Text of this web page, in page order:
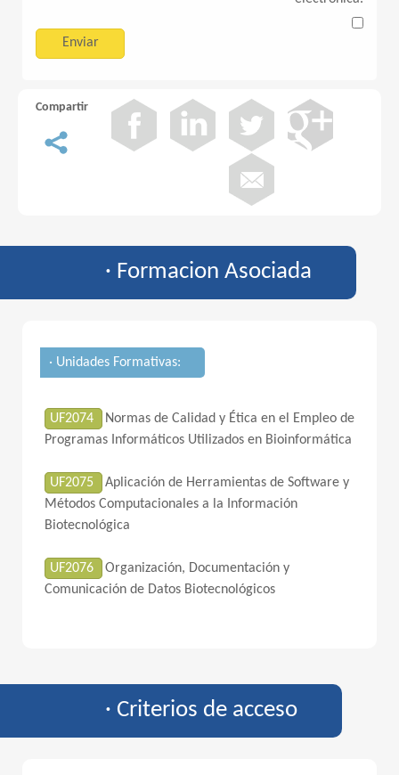
Compartir
· Formacion Asociada
· Unidades Formativas:
UF2074
Normas de Calidad y Ética en el Empleo de
Programas Informáticos Utilizados en Bioinformática
UF2075
Aplicación de Herramientas de Software y
Métodos Computacionales a la Información
Biotecnológica
UF2076
Organización, Documentación y
Comunicación de Datos Biotecnológicos
· Criterios de acceso